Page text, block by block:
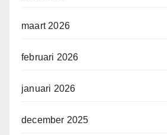
maart 2026
februari 2026
januari 2026
december 2025